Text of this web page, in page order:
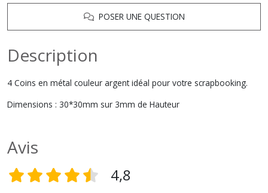
POSER UNE QUESTION
Description
4 Coins en métal couleur argent idéal pour votre scrapbooking.
Dimensions : 30*30mm sur 3mm de Hauteur
Avis
4,8